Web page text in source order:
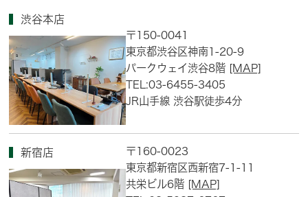
渋谷本店
〒150-0041
東京都渋谷区神南1-20-9
パークウェイ渋谷8階 [MAP]
TEL:03-6455-3405
JR山手線 渋谷駅徒歩4分
新宿店
〒160-0023
東京都新宿区西新宿7-1-11
共栄ビル6階 [MAP]